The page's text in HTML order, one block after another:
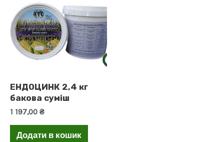
ЕНДОЦИНК 2,4 кг
бакова суміш
1 197,00 ₴
Додати в кошик